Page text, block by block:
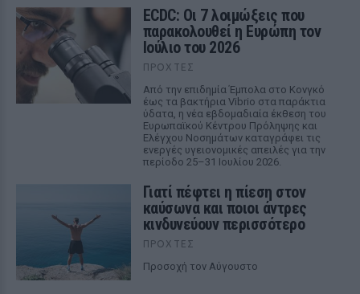
ECDC: Οι 7 λοιμώξεις που
παρακολουθεί η Ευρώπη τον
Ιούλιο του 2026
ΠΡΟΧΤΈΣ
Από την επιδημία Έμπολα στο Κονγκό
έως τα βακτήρια Vibrio στα παράκτια
ύδατα, η νέα εβδομαδιαία έκθεση του
Ευρωπαϊκού Κέντρου Πρόληψης και
Ελέγχου Νοσημάτων καταγράφει τις
ενεργές υγειονομικές απειλές για την
περίοδο 25–31 Ιουλίου 2026.
Γιατί πέφτει η πίεση στον
καύσωνα και ποιοι άντρες
κινδυνεύουν περισσότερο
ΠΡΟΧΤΈΣ
Προσοχή τον Αύγουστο